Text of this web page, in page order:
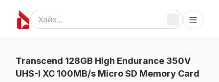
Transcend 128GB High Endurance 350V
UHS-I XC 100MB/s Micro SD Memory Card